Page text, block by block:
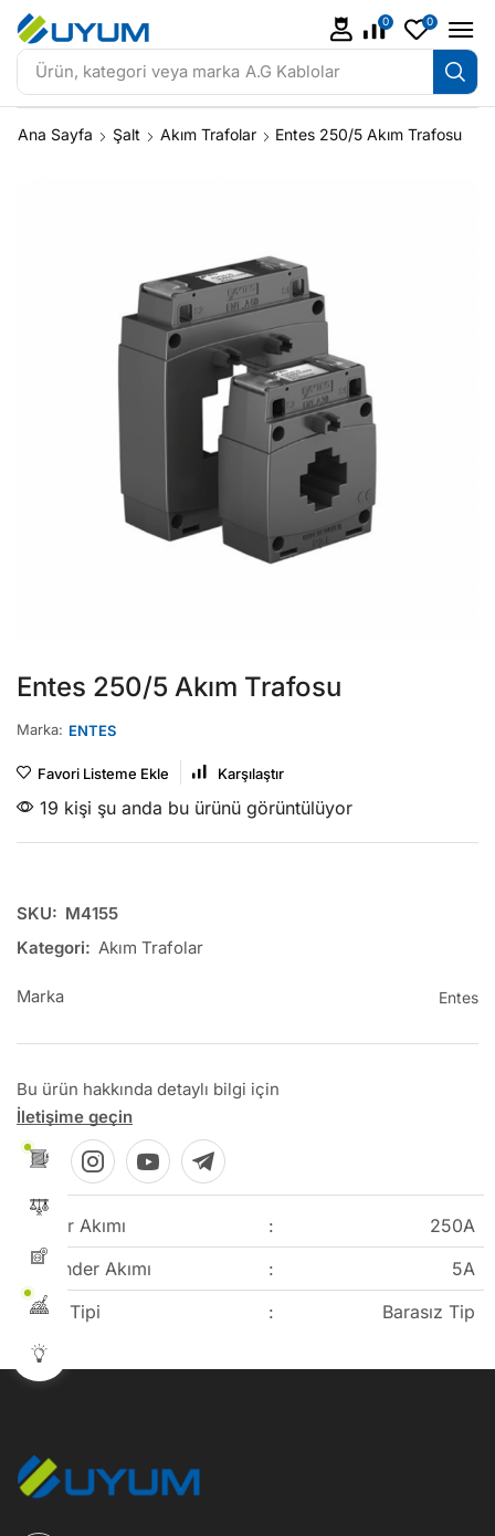
Ürün, kategori veya marka A.G Kablolar
0 0
Ana Sayfa Şalt Akım Trafolar Entes 250/5 Akım Trafosu
Entes 250/5 Akım Trafosu
Marka: ENTES
Favori Listeme Ekle Karşılaştır
19 kişi şu anda bu ürünü görüntülüyor
SKU: M4155
Kategori: Akım Trafolar
Marka Entes
Bu ürün hakkında detaylı bilgi için
İletişime geçin
Primer Akımı :
250A
Sekonder Akımı
:
5A
Trafo Tipi
: Barasız Tip